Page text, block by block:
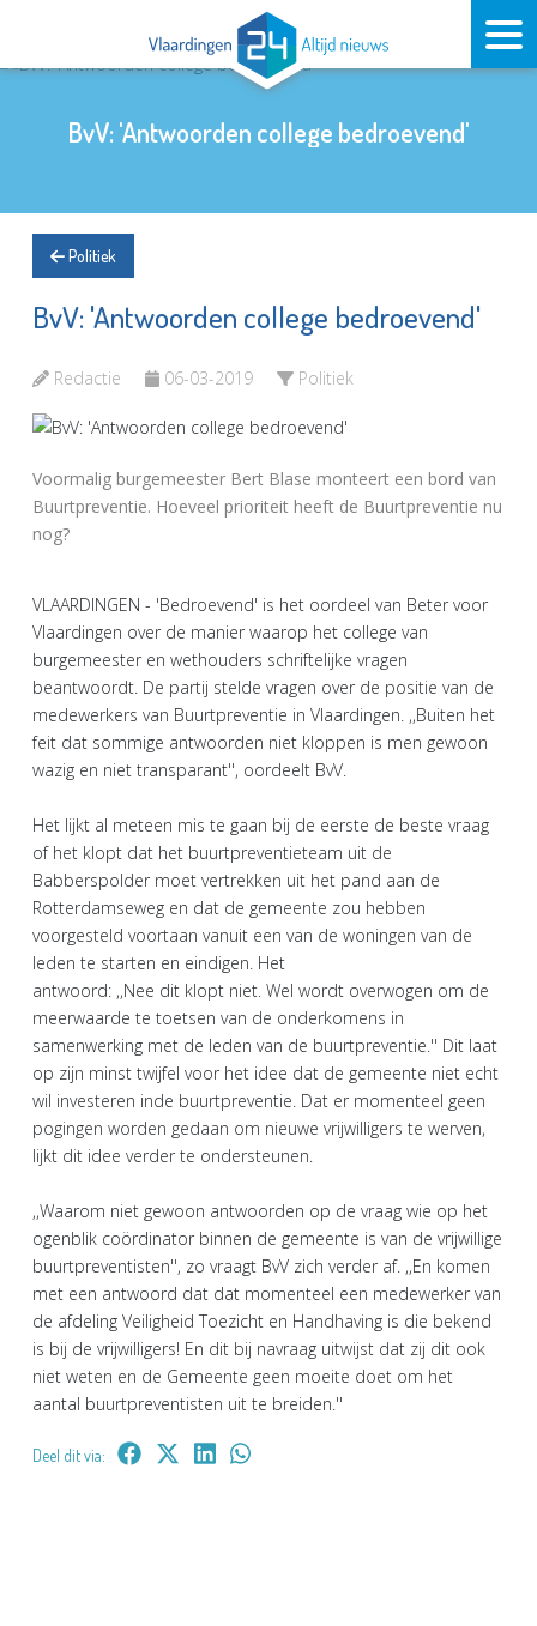
BvV: 'Antwoorden college bedroevend'
Politiek
BvV: 'Antwoorden college bedroevend'
Redactie 06-03-2019 Politiek
Voormalig burgemeester Bert Blase monteert een bord van
Buurtpreventie. Hoeveel prioriteit heeft de Buurtpreventie nu
nog?
VLAARDINGEN - 'Bedroevend' is het oordeel van Beter voor
Vlaardingen over de manier waarop het college van
burgemeester en wethouders schriftelijke vragen
beantwoordt. De partij stelde vragen over de positie van de
medewerkers van Buurtpreventie in Vlaardingen. ,,Buiten het
feit dat sommige antwoorden niet kloppen is men gewoon
wazig en niet transparant'', oordeelt BvV.
Het lijkt al meteen mis te gaan bij de eerste de beste vraag
of het klopt dat het buurtpreventieteam uit de
Babberspolder moet vertrekken uit het pand aan de
Rotterdamseweg en dat de gemeente zou hebben
voorgesteld voortaan vanuit een van de woningen van de
leden te starten en eindigen. Het
antwoord: ,,Nee dit klopt niet. Wel wordt overwogen om de
meerwaarde te toetsen van de onderkomens in
samenwerking met de leden van de buurtpreventie.'' Dit laat
op zijn minst twijfel voor het idee dat de gemeente niet echt
wil investeren inde buurtpreventie. Dat er momenteel geen
pogingen worden gedaan om nieuwe vrijwilligers te werven,
lijkt dit idee verder te ondersteunen.
,,Waarom niet gewoon antwoorden op de vraag wie op het
ogenblik coördinator binnen de gemeente is van de vrijwillige
buurtpreventisten'', zo vraagt BvV zich verder af. ,,En komen
met een antwoord dat dat momenteel een medewerker van
de afdeling Veiligheid Toezicht en Handhaving is die bekend
is bij de vrijwilligers! En dit bij navraag uitwijst dat zij dit ook
niet weten en de Gemeente geen moeite doet om het
aantal buurtpreventisten uit te breiden.''
Deel dit via: